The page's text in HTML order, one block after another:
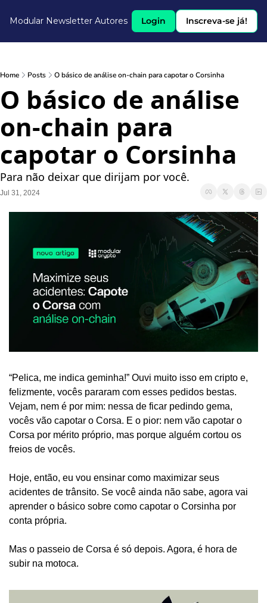
Modular Newsletter Autores Login Inscreva-se já!
Home Posts O básico de análise on-chain para capotar o Corsinha
O básico de análise
on-chain para
capotar o Corsinha
Para não deixar que dirijam por você.
Jul 31, 2024
“Pelica, me indica geminha!” Ouvi muito isso em cripto e,
felizmente, vocês pararam com esses pedidos bestas.
Vejam, nem é por mim: nessa de ficar pedindo gema,
vocês vão capotar o Corsa. E o pior: nem vão capotar o
Corsa por mérito próprio, mas porque alguém cortou os
freios de vocês.
Hoje, então, eu vou ensinar como maximizar seus
acidentes de trânsito. Se você ainda não sabe, agora vai
aprender o básico sobre como capotar o Corsinha por
conta própria.
Mas o passeio de Corsa é só depois. Agora, é hora de
subir na motoca.